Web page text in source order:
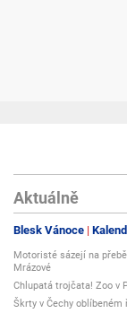
Aktuálně
Blesk Vánoce
Motoristé sázejí na
Mrázové
Chlupatá trojčata! Zoo v
Škrty v Čechy